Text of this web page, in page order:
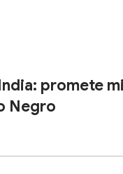
promete
Negro